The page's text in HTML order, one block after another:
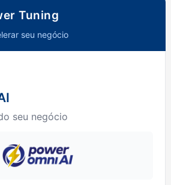
Tuning
seu negócio
seu negócio